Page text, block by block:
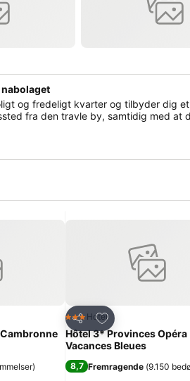
og fredeligt kvarter og tilbyder dig et
fra den travle by, samtidig med at
)
Del
Føj til favoritter
3 Stjerner
Hotel
Hôtel 3* Provinces Opéra
Vacances Bleues
8,7 Fremragende (9.150